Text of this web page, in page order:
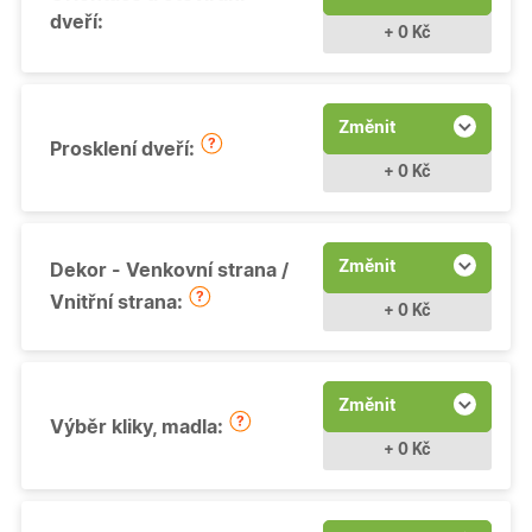
dveří:
+ 0 Kč
Prosklení dveří:
Změnit
+ 0 Kč
Dekor - Venkovní strana /
Vnitřní strana:
Změnit
+ 0 Kč
Výběr kliky, madla:
Změnit
+ 0 Kč